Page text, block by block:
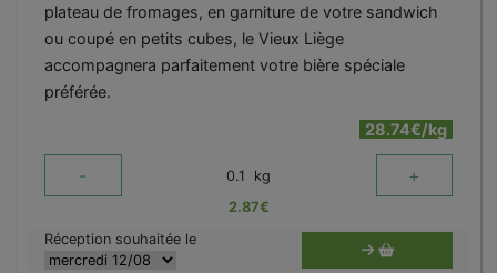
plateau de fromages, en garniture de votre sandwich
ou coupé en petits cubes, le Vieux Liège
accompagnera parfaitement votre bière spéciale
préférée.
28.74€/kg
- 0.1 kg +
2.87€
Réception souhaitée le